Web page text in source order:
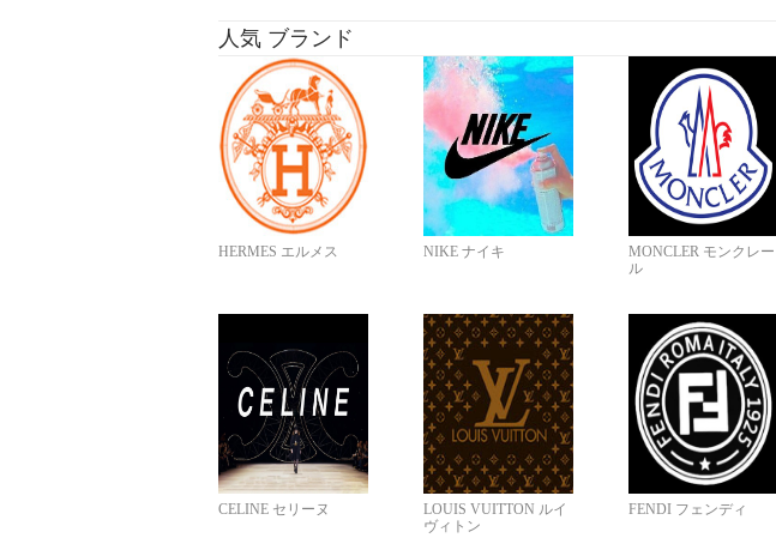
人気 ブランド
HERMES エルメス NIKE ナイキ
MONCLER モンクレー
ル
CELINE セリーヌ
LOUIS VUITTON ルイ
ヴィトン
FENDI フェンディ